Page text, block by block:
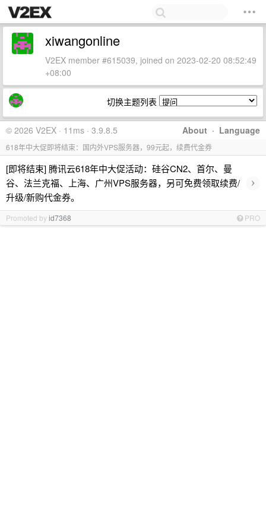
xiwangonline
V2EX member #615039, joined on 2023-02-20 08:52:49
+08:00
切换主题列表
About · Language
© 2026 V2EX · 11ms · 3.9.8.5
618年中大促即将结束：国内外VPS服务器，99元起，续费代金券
[即将结束] 腾讯云618年中大促活动：硅谷CN2、首尔、曼
谷、法兰克福、上海、广州VPS服务器，另可免费领取续费/
升级/新购代金券。
›
Promoted byid7368 PRO